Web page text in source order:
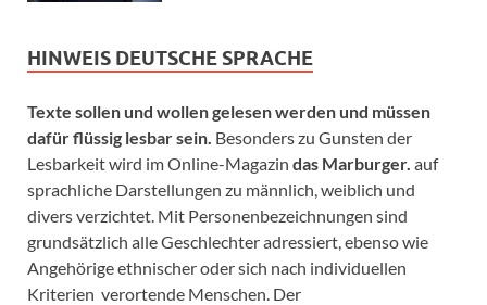
HINWEIS DEUTSCHE SPRACHE
Texte sollen und wollen gelesen werden und müssen
dafür flüssig lesbar sein. Besonders zu Gunsten der
Lesbarkeit wird im Online-Magazin das Marburger. auf
sprachliche Darstellungen zu männlich, weiblich und
divers verzichtet. Mit Personenbezeichnungen sind
grundsätzlich alle Geschlechter adressiert, ebenso wie
Angehörige ethnischer oder sich nach individuellen
Kriterien verortende Menschen. Der